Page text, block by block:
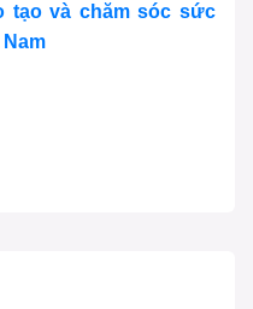
tạo và chăm sóc sức